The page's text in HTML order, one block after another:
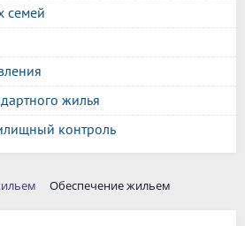
семей
жилья
контроль
Обеспечение жильем